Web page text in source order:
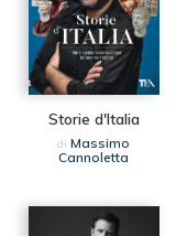
Storie d'Italia
diMassimo
Cannoletta